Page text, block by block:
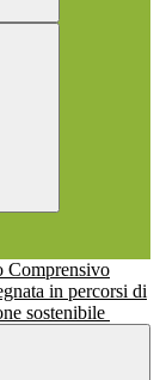
Comprensivo
in percorsi di
sostenibile